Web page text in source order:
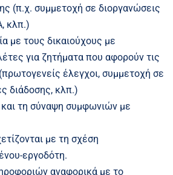
(π.χ. συμμετοχή σε διοργανώσεις
κλπ.)
με τους δικαιούχους με
για ζητήματα που αφορούν τις
έλεγχοι, συμμετοχή σε
διάδοσης, κλπ.)
τη σύναψη συμφωνιών με
με τη σχέση
εργοδότη.
αναφορικά με το